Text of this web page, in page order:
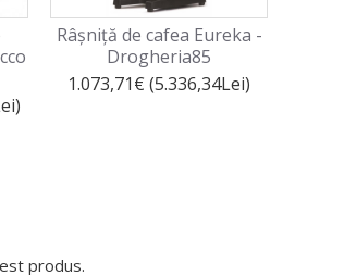
Râșniță de cafea Eureka -
Drogheria85
1.073,71€ (5.336,34Lei)
produs.